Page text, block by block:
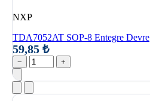
NXP
TDA7052AT SOP-8 Entegre Devre
59,85 ₺
− +